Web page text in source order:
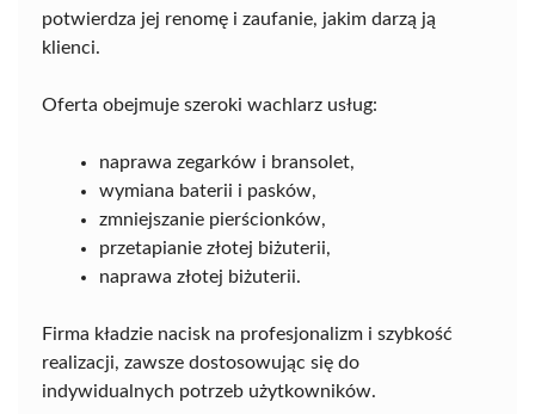
potwierdza jej renomę i zaufanie, jakim darzą ją
klienci.
Oferta obejmuje szeroki wachlarz usług:
naprawa zegarków i bransolet,
wymiana baterii i pasków,
zmniejszanie pierścionków,
przetapianie złotej biżuterii,
naprawa złotej biżuterii.
Firma kładzie nacisk na profesjonalizm i szybkość
realizacji, zawsze dostosowując się do
indywidualnych potrzeb użytkowników.